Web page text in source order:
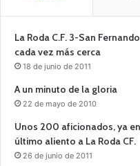
La Roda C.F. 3-San
cada vez más cerca
18 de junio de 2011
A un minuto de la gloria
22 de mayo de 2010
Unos 200 aficionados, ya
último aliento a La Roda CF.
26 de junio de 2011